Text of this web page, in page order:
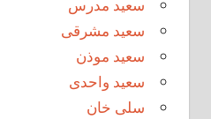
سعید مدرس
سعید مشرقی
سعید موذن
سعید واحدی
سلی خان